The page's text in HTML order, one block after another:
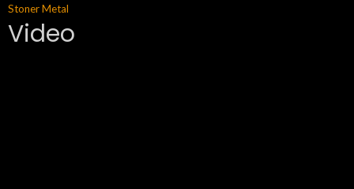
Stoner Metal
Video